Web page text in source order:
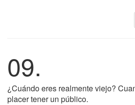
09.
¿Cuándo eres realmente viejo?
placer tener un público.